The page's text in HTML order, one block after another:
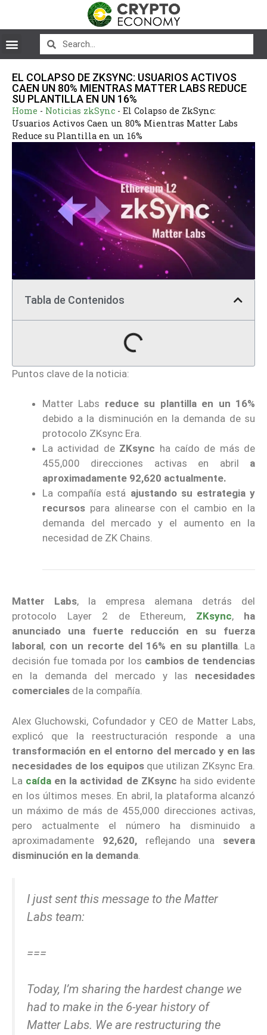
EL COLAPSO DE ZKSYNC: USUARIOS ACTIVOS
CAEN UN 80% MIENTRAS MATTER LABS REDUCE
SU PLANTILLA EN UN 16%
Home - Noticias zkSync - El Colapso de ZkSync:
Usuarios Activos Caen un 80% Mientras Matter Labs
Reduce su Plantilla en un 16%
Tabla de Contenidos
Puntos clave de la noticia:
Matter Labs reduce su plantilla en un 16%
debido a la disminución en la demanda de su
protocolo ZKsync Era.
La actividad de ZKsync ha caído de más de
455,000 direcciones activas en abril a
aproximadamente 92,620 actualmente.
La compañía está ajustando su estrategia y
recursos para alinearse con el cambio en la
demanda del mercado y el aumento en la
necesidad de ZK Chains.
Matter Labs, la empresa alemana detrás del
protocolo Layer 2 de Ethereum, ZKsync, ha
anunciado una fuerte reducción en su fuerza
laboral, con un recorte del 16% en su plantilla. La
decisión fue tomada por los cambios de tendencias
en la demanda del mercado y las necesidades
comerciales de la compañía.
Alex Gluchowski, Cofundador y CEO de Matter Labs,
explicó que la reestructuración responde a una
transformación en el entorno del mercado y en las
necesidades de los equipos que utilizan ZKsync Era.
La caída en la actividad de ZKsync ha sido evidente
en los últimos meses. En abril, la plataforma alcanzó
un máximo de más de 455,000 direcciones activas,
pero actualmente el número ha disminuido a
aproximadamente 92,620,reflejando una severa
disminución en la demanda
I just sent this message to the Matter
Labs team:
===
Today, I’m sharing the hardest change we
had to make in the 6-year history of
Matter Labs. We are restructuring the